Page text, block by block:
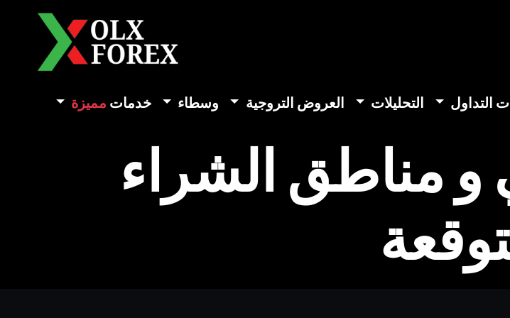
التداول التحليلات العروض التروجية وسطاء خدمات مميزة
و مناطق الشراء